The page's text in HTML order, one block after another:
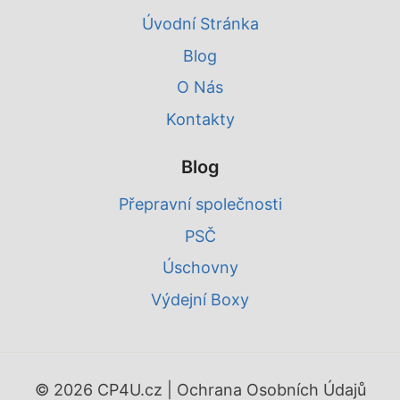
Úvodní Stránka
Blog
O Nás
Kontakty
Blog
Přepravní společnosti
PSČ
Úschovny
Výdejní Boxy
© 2026 CP4U.cz | Ochrana Osobních Údajů